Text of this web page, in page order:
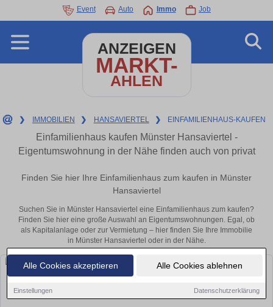
Alle Cookies akzeptieren Alle Cookies ablehnen
Einstellungen Datenschutzerklärung
Event Auto Immo Job
ANZEIGEN
MARKT-
AHLEN
❯ IMMOBILIEN ❯ HANSAVIERTEL ❯ EINFAMILIENHAUS-KAUFEN
Einfamilienhaus kaufen Münster Hansaviertel -
Eigentumswohnung in der Nähe finden auch von privat
Finden Sie hier Ihre Einfamilienhaus zum kaufen in Münster
Hansaviertel
Suchen Sie in Münster Hansaviertel eine Einfamilienhaus zum kaufen?
Finden Sie hier eine große Auswahl an Eigentumswohnungen. Egal, ob
als Kapitalanlage oder zur Vermietung – hier finden Sie Ihre Immobilie
in Münster Hansaviertel oder in der Nähe.